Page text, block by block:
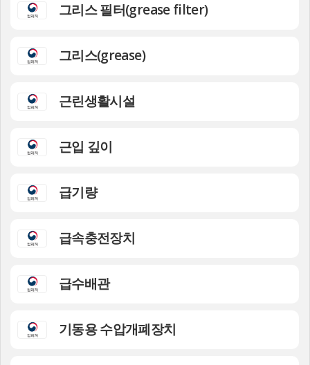
그리스 필터(grease filter)
그리스(grease)
근린생활시설
근입 깊이
급기량
급속충전장치
급수배관
기동용 수압개폐장치